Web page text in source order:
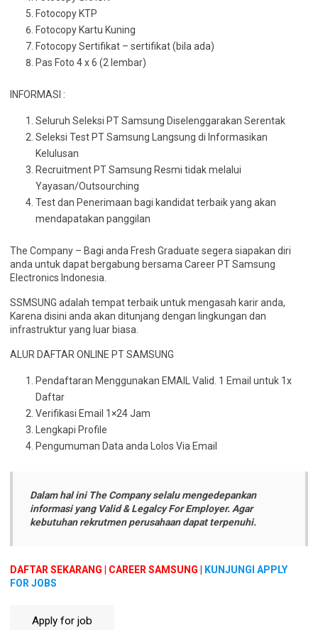
Fotocopy KTP
Fotocopy Kartu Kuning
Fotocopy Sertifikat – sertifikat (bila ada)
Pas Foto 4 x 6 (2 lembar)
INFORMASI :
Seluruh Seleksi PT Samsung Diselenggarakan Serentak
Seleksi Test PT Samsung Langsung di Informasikan
Kelulusan
Recruitment PT Samsung Resmi tidak melalui
Yayasan/Outsourching
Test dan Penerimaan bagi kandidat terbaik yang akan
mendapatakan panggilan
The Company – Bagi anda Fresh Graduate segera siapakan diri
anda untuk dapat bergabung bersama Career PT Samsung
Electronics Indonesia.
SSMSUNG adalah tempat terbaik untuk mengasah karir anda,
Karena disini anda akan ditunjang dengan lingkungan dan
infrastruktur yang luar biasa.
ALUR DAFTAR ONLINE PT SAMSUNG
Pendaftaran Menggunakan EMAIL Valid. 1 Email untuk 1x
Daftar
Verifikasi Email 1×24 Jam
Lengkapi Profile
Pengumuman Data anda Lolos Via Email
Dalam hal ini The Company selalu mengedepankan
informasi yang Valid & Legalcy For Employer. Agar
kebutuhan rekrutmen perusahaan dapat terpenuhi.
DAFTAR SEKARANG | CAREER SAMSUNG
KUNJUNGI APPLY
FOR JOBS